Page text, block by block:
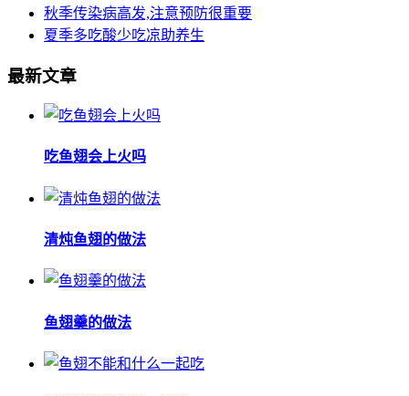
秋季传染病高发,注意预防很重要
夏季多吃酸少吃凉助养生
最新文章
吃鱼翅会上火吗
清炖鱼翅的做法
鱼翅羹的做法